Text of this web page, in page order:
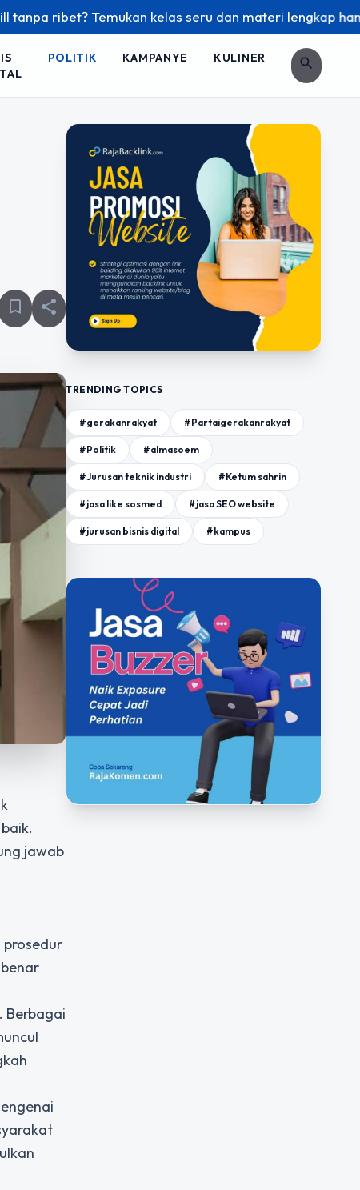
Temukan kelas seru dan materi lengkap hanya di
POLITIK KAMPANYE KULINER search
bookmark_border share
jawab
prosedur
Berbagai
TRENDING TOPICS
#gerakanrakyat #Partaigerakanrakyat
#Politik #almasoem
#Jurusan teknik industri #Ketum sahrin
#jasa like sosmed #jasa SEO website
#jurusan bisnis digital #kampus